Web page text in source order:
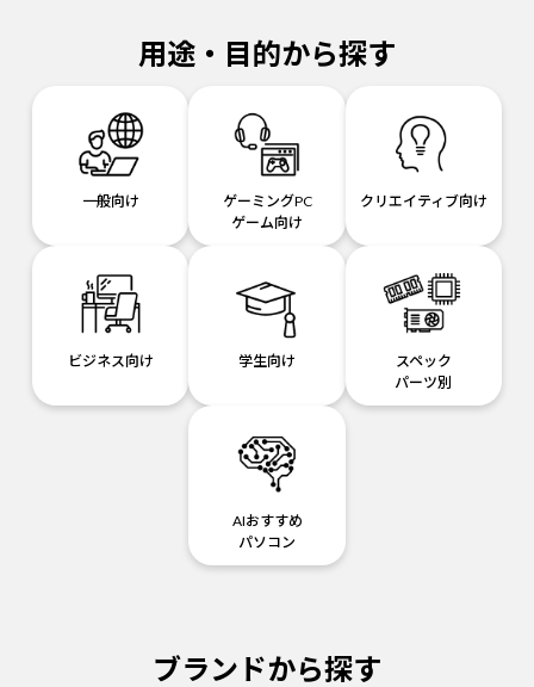
用途・目的から探す
一般向け
ゲーミングPC
ゲーム向け
クリエイティブ向け
ビジネス向け 学生向け
スペック
パーツ別
AIおすすめ
パソコン
ブランドから探す